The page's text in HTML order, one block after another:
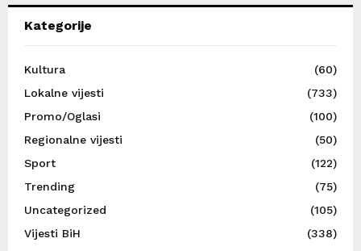
Kategorije
Kultura
(60)
Lokalne vijesti
(733)
Promo/Oglasi
(100)
Regionalne vijesti
(50)
Sport
(122)
Trending
(75)
Uncategorized
(105)
Vijesti BiH
(338)